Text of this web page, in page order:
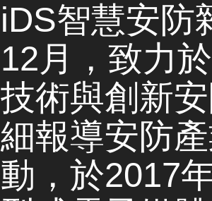
iDS智慧安防
12月，致力
技術與創新
細報導安防
動，於2017